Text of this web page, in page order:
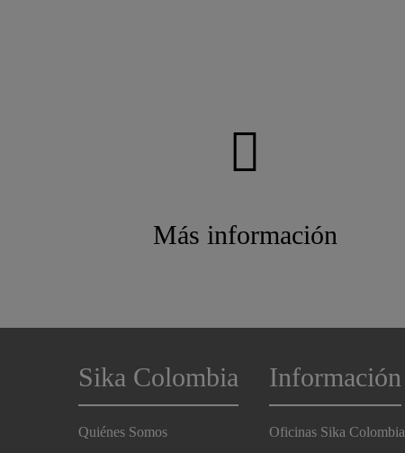
Más información
Sika Colombia
Quiénes Somos
Información
Oficinas Sika Colombia